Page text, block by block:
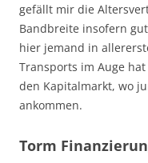
gefällt mir die
Bandbreite insofern
hier jemand in
Transports im Auge
den Kapitalmarkt, wo
ankommen.
Torm